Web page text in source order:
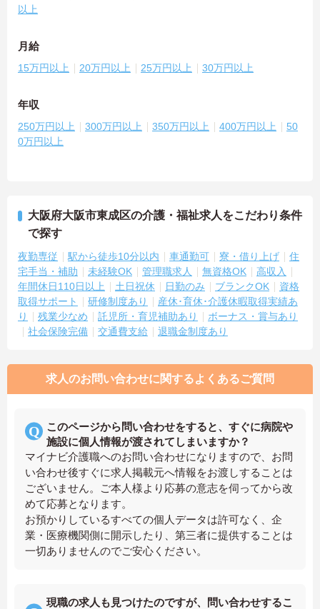
以上
月給
15万円以上 20万円以上 25万円以上 30万円以上
年収
250万円以上 300万円以上 350万円以上 400万円以上
50
0万円以上
大阪府大阪市東成区の介護・福祉求人をこだわり条件
で探す
夜勤専従 駅から徒歩10分以内 車通勤可 寮・借り上げ
住
宅手当・補助
未経験OK 管理職求人 無資格OK
高収入
年間休日110日以上
土日祝休 日勤のみ ブランクOK
資格
取得サポート
研修制度あり
産休･育休･介護休暇取得実績あ
り
残業少なめ 託児所・育児補助あり
ボーナス・賞与あり
社会保険完備
交通費支給 退職金制度あり
求人のお問い合わせに関するよくあるご質問
このページから問い合わせをすると、すぐに病院や
施設に個人情報が渡されてしまいますか？
マイナビ介護職へのお問い合わせになりますので、お問
い合わせ後すぐに求人掲載元へ情報をお渡しすることは
ございません。ご本人様より応募の意志を伺ってから改
めて応募となります。
お預かりしているすべての個人データは許可なく、企
業・医療機関側に開示したり、第三者に提供することは
一切ありませんのでご安心ください。
現職の求人も見つけたのですが、問い合わせするこ